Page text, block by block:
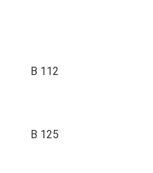
B 112
B 125